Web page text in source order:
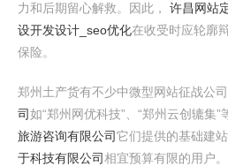
力和后期留心解救。因此， 许昌网站
设开发设计_seo优化在收受时应轮廓
保险。
郑州土产货有不少中微型网站征战公司
司如“郑州网优科技”、“郑州云创辘集”
旅游咨询有限公司它们提供的基础建
于科技有限公司相宜预算有限的用户